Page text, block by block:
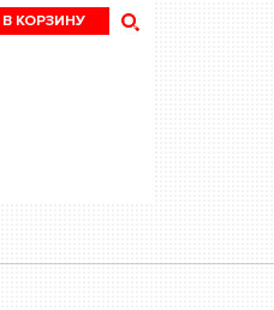
В КОРЗИНУ